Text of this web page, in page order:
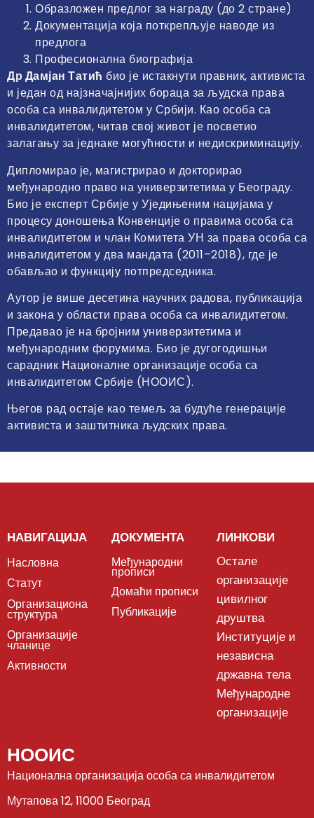
Образложен предлог за награду (до 2 стране)
Документација која поткрепљује наводе из
предлога
Професионална биографија
Др Дамјан Татић био је истакнути правник, активиста
и један од најзначајнијих бораца за људска права
особа са инвалидитетом у Србији. Као особа са
инвалидитетом, читав свој живот је посветио
залагању за једнаке могућности и недискриминацију.
Дипломирао је, магистрирао и докторирао
међународно право на универзитетима у Београду.
Био је експерт Србије у Уједињеним нацијама у
процесу доношења Конвенције о правима особа са
инвалидитетом и члан Комитета УН за права особа са
инвалидитетом у два мандата (2011–2018), где је
обављао и функцију потпредседника.
Аутор је више десетина научних радова, публикација
и закона у области права особа са инвалидитетом.
Предавао је на бројним универзитетима и
међународним форумима. Био је дугогодишњи
сарадник Националне организације особа са
инвалидитетом Србије (НООИС).
Његов рад остаје као темељ за будуће генерације
активиста и заштитника људских права.
НАВИГАЦИЈА
Насловна
Статут
Организациона
структура
Организације
чланице
Активности
ДОКУМЕНТА
Међународни
прописи
Домаћи прописи
Публикације
ЛИНКОВИ
Остале
организације
цивилног
друштва
Институције и
независна
државна тела
Међународне
организације
НООИС
Национална организација особа са инвалидитетом
Мутапова 12, 11000 Београд